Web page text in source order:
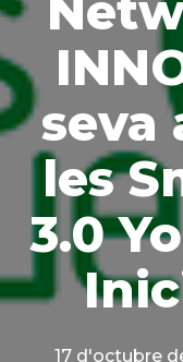
seva
les
3.0
17 d'octubre